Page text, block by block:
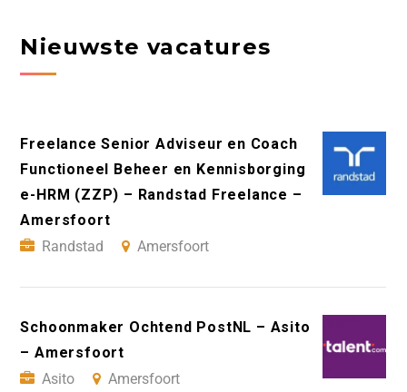
Nieuwste vacatures
Freelance Senior Adviseur en Coach
Functioneel Beheer en Kennisborging
e-HRM (ZZP) – Randstad Freelance –
Amersfoort
Randstad
Amersfoort
Schoonmaker Ochtend PostNL – Asito
– Amersfoort
Asito
Amersfoort